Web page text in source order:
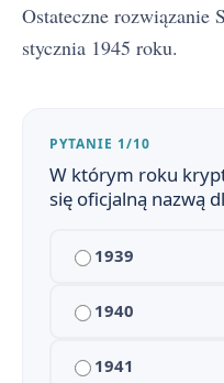
Ostateczne rozwiązanie
stycznia 1945 roku.
PYTANIE 1/10
W którym roku
się oficjalną nazwą
1939
1940
1941
1